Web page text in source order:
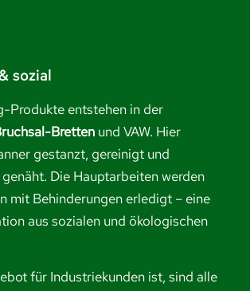
sozial
Produkte entstehen in der
Bretten und VAW. Hier
gestanzt, gereinigt und
Die Hauptarbeiten werden
mit Behinderungen erledigt – eine
aus sozialen und ökologischen
für Industriekunden ist, sind alle